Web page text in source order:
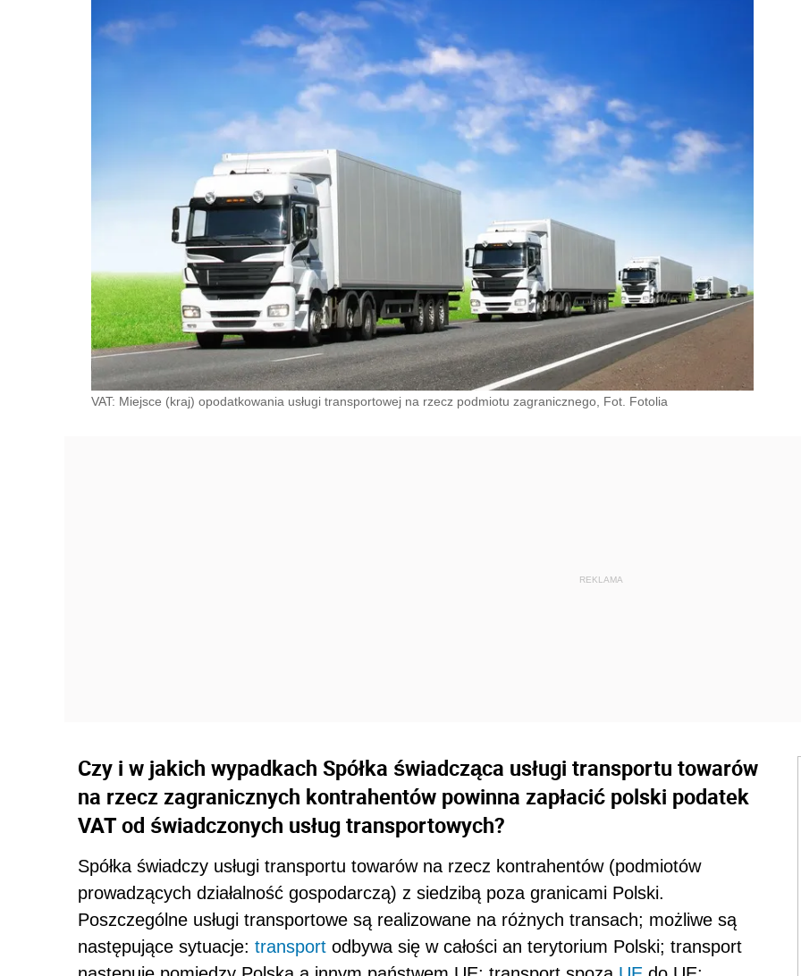
VAT: Miejsce (kraj) opodatkowania usługi transportowej na rzecz podmiotu zagranicznego, Fot. Fotolia
Czy i w jakich wypadkach Spółka świadcząca usługi transportu towarów
na rzecz zagranicznych kontrahentów powinna zapłacić polski podatek
VAT od świadczonych usług transportowych?
Spółka świadczy usługi transportu towarów na rzecz kontrahentów (podmiotów
prowadzących działalność gospodarczą) z siedzibą poza granicami Polski.
Poszczególne usługi transportowe są realizowane na różnych transach; możliwe są
następujące sytuacje: transport odbywa się w całości an terytorium Polski; transport